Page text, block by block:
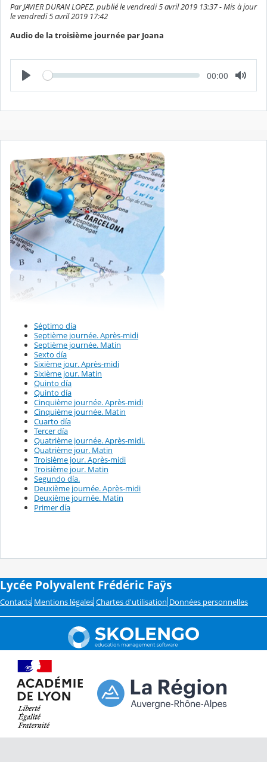
Par JAVIER DURAN LOPEZ, publié le vendredi 5 avril 2019 13:37 - Mis à jour
le vendredi 5 avril 2019 17:42
Audio de la troisième journée par Joana
L
e
c
r
T
m
s
u
00:00
Séptimo día
Septième journée. Après-midi
Septième journée. Matin
Sexto día
Sixième jour. Après-midi
Sixième jour. Matin
Quinto día
Quinto día
Cinquième journée. Après-midi
Cinquième journée. Matin
Cuarto día
Tercer día
Quatrième journée. Après-midi.
Quatrième jour. Matin
Troisième jour. Après-midi
Troisième jour. Matin
Segundo día.
Deuxième journée. Après-midi
Deuxième journée. Matin
Primer día
Lycée Polyvalent Frédéric Faÿs
Contacts Mentions légales Chartes d'utilisation Données personnelles